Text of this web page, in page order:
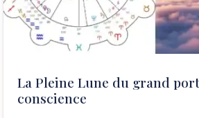
La Pleine Lune du grand
conscience